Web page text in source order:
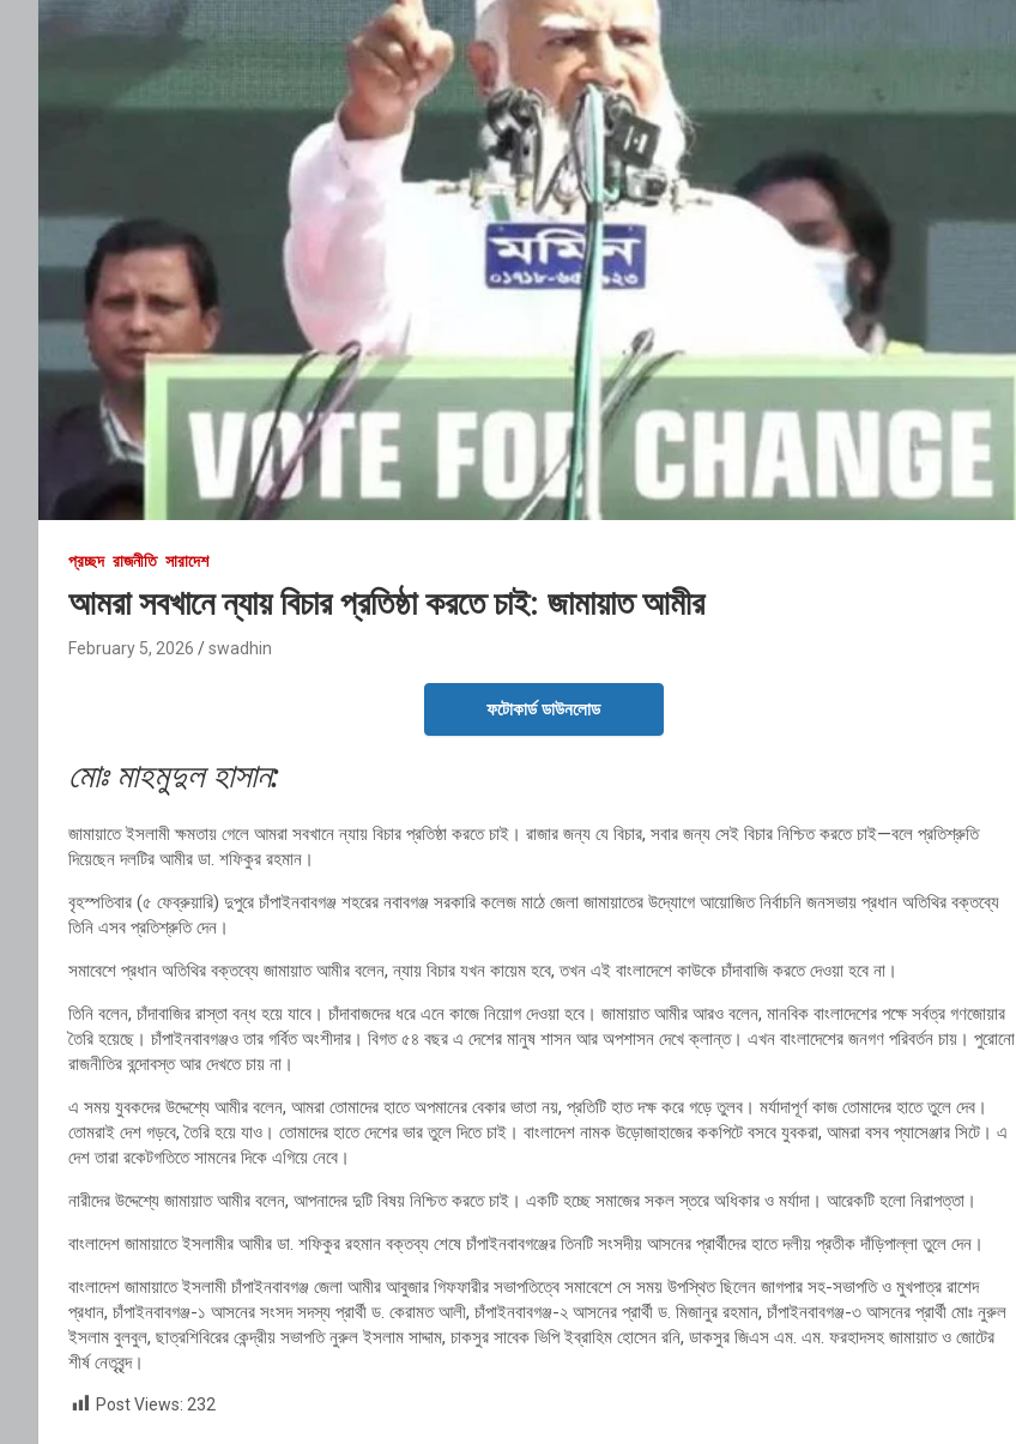
প্রচ্ছদ রাজনীতি সারাদেশ
আমরা সবখানে ন্যায় বিচার প্রতিষ্ঠা করতে চাই: জামায়াত আমীর
February 5, 2026 swadhin
ফটোকার্ড ডাউনলোড
মোঃ মাহমুদুল হাসান:
জামায়াতে ইসলামী ক্ষমতায় গেলে আমরা সবখানে ন্যায় বিচার প্রতিষ্ঠা করতে চাই। রাজার জন্য যে বিচার, সবার জন্য সেই বিচার নিশ্চিত করতে চাই—বলে প্রতিশ্রুতি
দিয়েছেন দলটির আমীর ডা. শফিকুর রহমান।
বৃহস্পতিবার (৫ ফেব্রুয়ারি) দুপুরে চাঁপাইনবাবগঞ্জ শহরের নবাবগঞ্জ সরকারি কলেজ মাঠে জেলা জামায়াতের উদ্যোগে আয়োজিত নির্বাচনি জনসভায় প্রধান অতিথির বক্তব্যে
তিনি এসব প্রতিশ্রুতি দেন।
সমাবেশে প্রধান অতিথির বক্তব্যে জামায়াত আমীর বলেন, ন্যায় বিচার যখন কায়েম হবে, তখন এই বাংলাদেশে কাউকে চাঁদাবাজি করতে দেওয়া হবে না।
তিনি বলেন, চাঁদাবাজির রাস্তা বন্ধ হয়ে যাবে। চাঁদাবাজদের ধরে এনে কাজে নিয়োগ দেওয়া হবে। জামায়াত আমীর আরও বলেন, মানবিক বাংলাদেশের পক্ষে সর্বত্র গণজোয়ার
তৈরি হয়েছে। চাঁপাইনবাবগঞ্জও তার গর্বিত অংশীদার। বিগত ৫৪ বছর এ দেশের মানুষ শাসন আর অপশাসন দেখে ক্লান্ত। এখন বাংলাদেশের জনগণ পরিবর্তন চায়। পুরোনো
রাজনীতির বন্দোবস্ত আর দেখতে চায় না।
এ সময় যুবকদের উদ্দেশ্যে আমীর বলেন, আমরা তোমাদের হাতে অপমানের বেকার ভাতা নয়, প্রতিটি হাত দক্ষ করে গড়ে তুলব। মর্যাদাপূর্ণ কাজ তোমাদের হাতে তুলে দেব।
তোমরাই দেশ গড়বে, তৈরি হয়ে যাও। তোমাদের হাতে দেশের ভার তুলে দিতে চাই। বাংলাদেশ নামক উড়োজাহাজের ককপিটে বসবে যুবকরা, আমরা বসব প্যাসেঞ্জার সিটে। এ
দেশ তারা রকেটগতিতে সামনের দিকে এগিয়ে নেবে।
নারীদের উদ্দেশ্যে জামায়াত আমীর বলেন, আপনাদের দুটি বিষয় নিশ্চিত করতে চাই। একটি হচ্ছে সমাজের সকল স্তরে অধিকার ও মর্যাদা। আরেকটি হলো নিরাপত্তা।
বাংলাদেশ জামায়াতে ইসলামীর আমীর ডা. শফিকুর রহমান বক্তব্য শেষে চাঁপাইনবাবগঞ্জের তিনটি সংসদীয় আসনের প্রার্থীদের হাতে দলীয় প্রতীক দাঁড়িপাল্লা তুলে দেন।
বাংলাদেশ জামায়াতে ইসলামী চাঁপাইনবাবগঞ্জ জেলা আমীর আবুজার গিফফারীর সভাপতিত্বে সমাবেশে সে সময় উপস্থিত ছিলেন জাগপার সহ-সভাপতি ও মুখপাত্র রাশেদ
প্রধান, চাঁপাইনবাবগঞ্জ-১ আসনের সংসদ সদস্য প্রার্থী ড. কেরামত আলী, চাঁপাইনবাবগঞ্জ-২ আসনের প্রার্থী ড. মিজানুর রহমান, চাঁপাইনবাবগঞ্জ-৩ আসনের প্রার্থী মোঃ নুরুল
ইসলাম বুলবুল, ছাত্রশিবিরের কেন্দ্রীয় সভাপতি নুরুল ইসলাম সাদ্দাম, চাকসুর সাবেক ভিপি ইব্রাহিম হোসেন রনি, ডাকসুর জিএস এম. এম. ফরহাদসহ জামায়াত ও জোটের
শীর্ষ নেতৃবৃন্দ।
Post Views: 232